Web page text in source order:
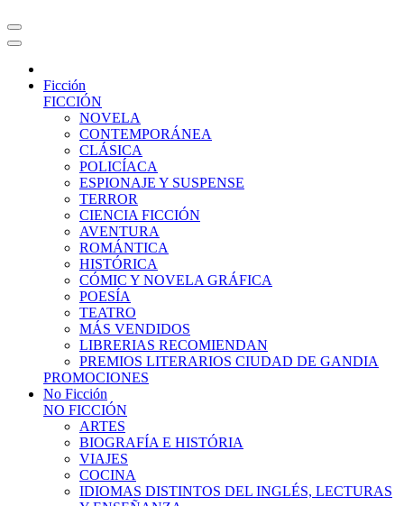
Ficción
FICCIÓN
NOVELA
CONTEMPORÁNEA
CLÁSICA
POLICÍACA
ESPIONAJE Y SUSPENSE
TERROR
CIENCIA FICCIÓN
AVENTURA
ROMÁNTICA
HISTÓRICA
CÓMIC Y NOVELA GRÁFICA
POESÍA
TEATRO
MÁS VENDIDOS
LIBRERIAS RECOMIENDAN
PREMIOS LITERARIOS CIUDAD DE GANDIA
PROMOCIONES
No Ficción
NO FICCIÓN
ARTES
BIOGRAFÍA E HISTÓRIA
VIAJES
COCINA
IDIOMAS DISTINTOS DEL INGLÉS, LECTURAS